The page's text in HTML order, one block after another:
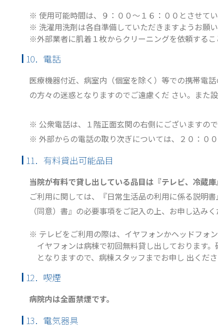
※ 使用可能時間は、９：００～１６：００とさせて
※ 洗濯用洗剤は各自準備していただきますようお願
※外部業者に肌着１枚からクリーニングを依頼する
10．電話
医療機器付近、病室内（個室を除く）等での携帯電
の方々の迷惑となりますのでご遠慮くだ さい。また
※ 公衆電話は、１階正面玄関の右側にございますの
※ 外部からの電話の取り次ぎについては、２０：０
11．有料貸出可能品目
当院が有料で貸し出している品目は『テレビ、冷蔵庫
ご利用に関しては、『日常生活品の利用に係る説明
（同意）書』の必要事項をご記入の上、お申し込み
※ テレビをご利用の際は、イヤフォンかヘッドフォ
イヤフォンは病棟で初回無料貸し出しております
となりますので、病棟スタッフまでお申し 出くだ
12．喫煙
病院内は全面禁煙です。
13．電気器具